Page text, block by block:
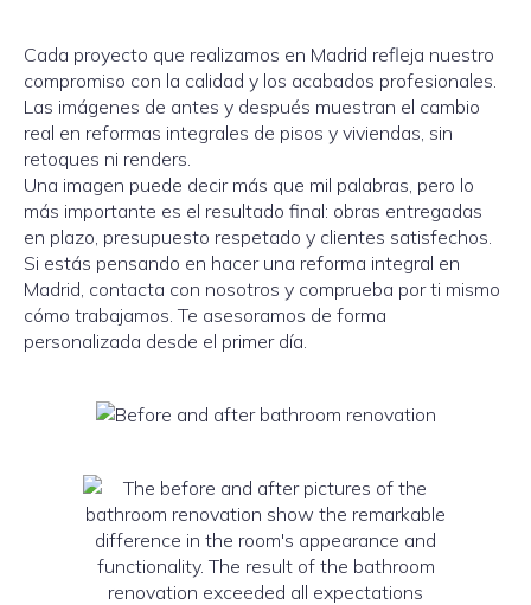
Cada proyecto que realizamos en Madrid refleja nuestro
compromiso con la calidad y los acabados profesionales.
Las imágenes de antes y después muestran el cambio
real en reformas integrales de pisos y viviendas, sin
retoques ni renders.
Una imagen puede decir más que mil palabras, pero lo
más importante es el resultado final: obras entregadas
en plazo, presupuesto respetado y clientes satisfechos.
Si estás pensando en hacer una reforma integral en
Madrid, contacta con nosotros y comprueba por ti mismo
cómo trabajamos. Te asesoramos de forma
personalizada desde el primer día.